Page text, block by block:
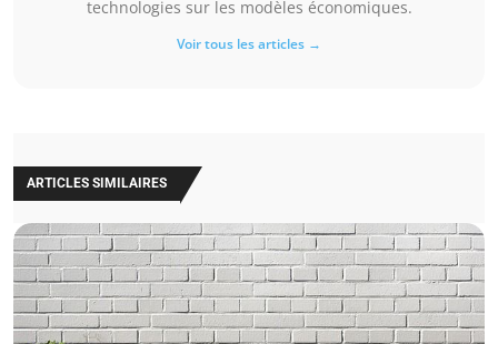
technologies sur les modèles économiques.
Voir tous les articles →
ARTICLES SIMILAIRES